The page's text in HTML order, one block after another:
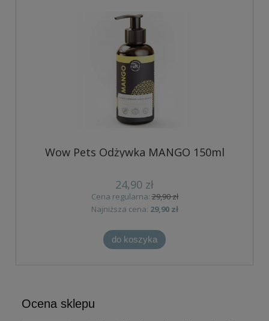
Wow Pets Odżywka MANGO 150ml
24,90 zł
Cena regularna:29,90 zł
Najniższa cena: 29,90 zł
do koszyka
Ocena sklepu